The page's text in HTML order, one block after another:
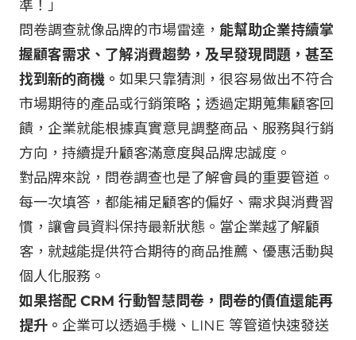
準！」
問卷調查就像品牌的市場雷達， 能幫助企業持續掌
握顧客需求、了解消費趨勢，及早發現問題，甚至
找到新的商機。 如果只靠猜測，很容易做出不符合
市場期待的產品或行銷策略；透過定期蒐集顧客回
饋，企業就能根據真實意見調整商品、服務與行銷
方向，持續提升顧客滿意度與品牌忠誠度。
對品牌來說，問卷調查也是了解會員的重要管道。
每一次填答，都能補足顧客的偏好、需求與消費習
慣，讓會員資料保持最新狀態。當企業越了解顧
客，就越能提供符合期待的商品推薦、優惠活動與
個人化服務。
如果搭配 CRM 行動智慧問卷，問卷的價值還能再
提升。 企業可以透過手機、LINE 等管道快速發送